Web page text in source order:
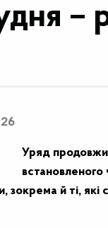
–
Уряд
й ті, які